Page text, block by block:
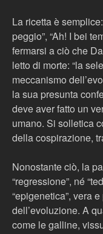
La ricetta è
peggio”, “Ah! I bei
fermarsi a ciò che
letto di morte: “la
meccanismo
la sua presunta
deve aver fatto un
umano. Si solletica
della cospirazione,
Nonostante ciò, la
“regressione”, né
“epigenetica”, vera
dell’evoluzione. A
come le galline,